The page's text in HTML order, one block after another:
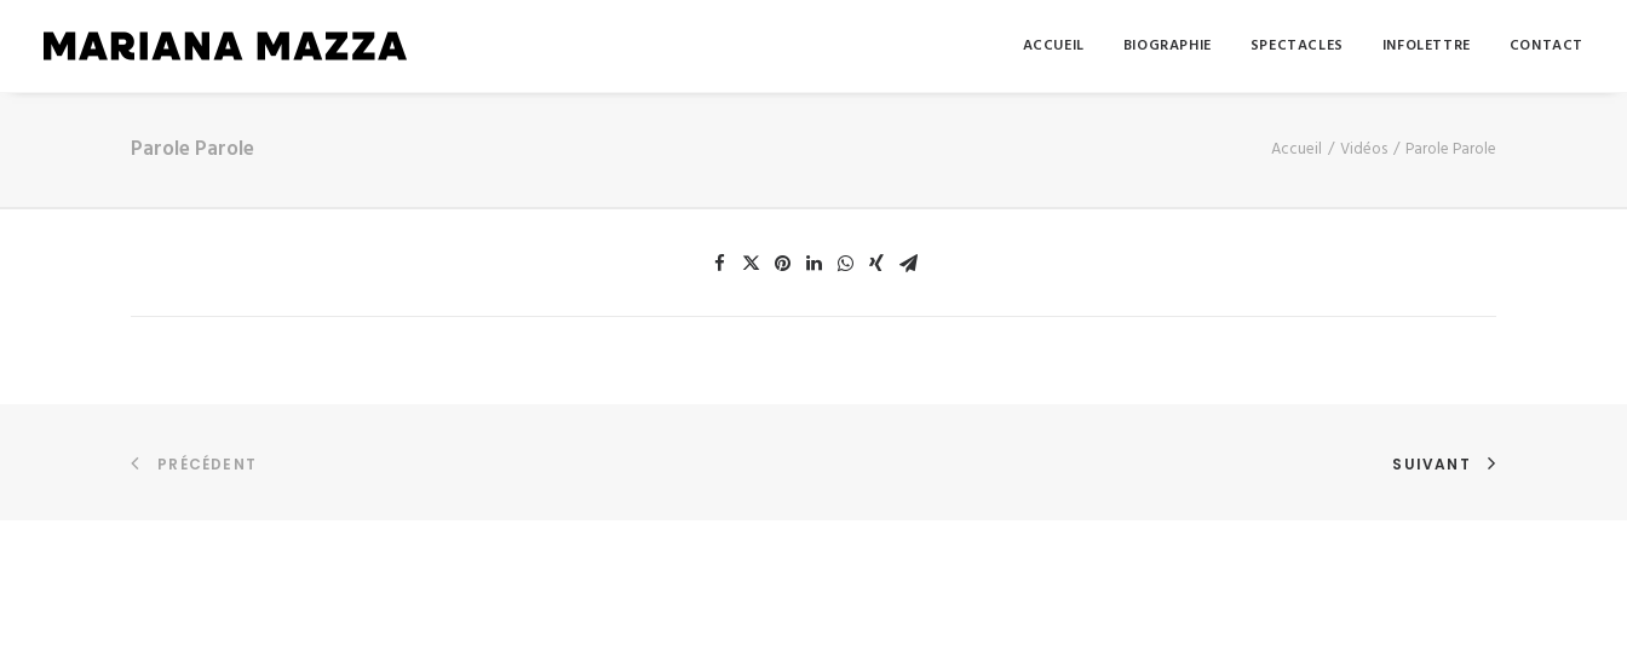
ACCUEIL BIOGRAPHIE SPECTACLES INFOLETTRE CONTACT
Parole Parole Accueil Vidéos Parole Parole
PRÉCÉDENT SUIVANT